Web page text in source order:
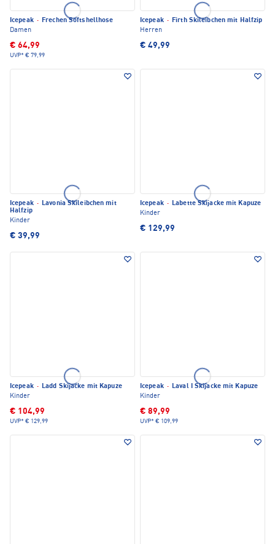
Icepeak · Frechen Softshellhose
Damen
€ 64,99
UVP* € 79,99
Icepeak · Firth Skileibchen mit Halfzip
Herren
€ 49,99
Icepeak · Lavonia Skileibchen mit
Halfzip
Kinder
€ 39,99
Icepeak · Labette Skijacke mit Kapuze
Kinder
€ 129,99
Icepeak · Ladd Skijacke mit Kapuze
Kinder
€ 104,99
UVP* € 129,99
Icepeak · Laval I Skijacke mit Kapuze
Kinder
€ 89,99
UVP* € 109,99